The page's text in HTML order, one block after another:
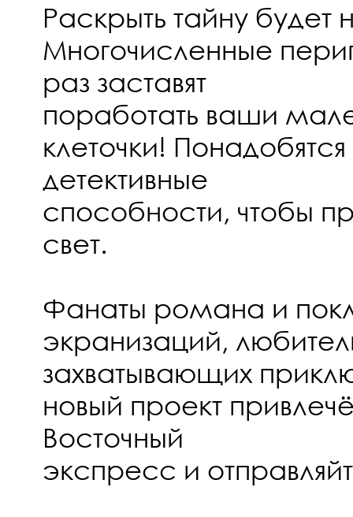
Раскрыть тайну будет
Многочисленные
раз заставят
поработать ваши
клеточки!
детективные
способности, чтобы
свет.
Фанаты романа и
экранизаций,
захватывающих
новый проект
Восточный
экспресс и